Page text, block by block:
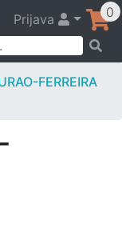
Prijava 0
FERREIRA